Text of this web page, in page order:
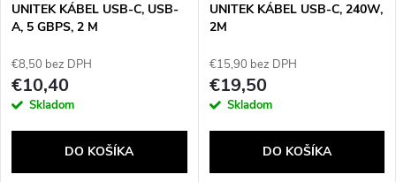
UNITEK KÁBEL USB-C, USB-
A, 5 GBPS, 2 M
€8,50 bez DPH
€10,40
Skladom
DO KOŠÍKA
UNITEK KÁBEL USB-C, 240W,
2M
€15,90 bez DPH
€19,50
Skladom
DO KOŠÍKA